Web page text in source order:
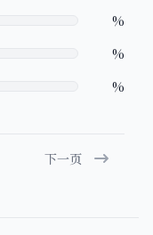
%
%
%
下一页